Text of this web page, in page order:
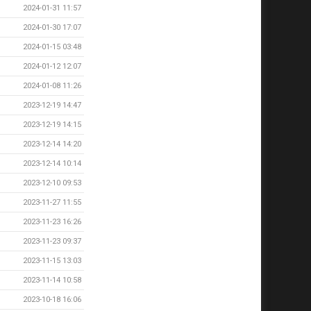
2024-01-31 11:57
2024-01-30 17:07
2024-01-15 03:48
2024-01-12 12:07
2024-01-08 11:26
2023-12-19 14:47
2023-12-19 14:15
2023-12-14 14:20
2023-12-14 10:14
2023-12-10 09:53
2023-11-27 11:55
2023-11-23 16:26
2023-11-23 09:37
2023-11-15 13:03
2023-11-14 10:58
2023-10-18 16:06